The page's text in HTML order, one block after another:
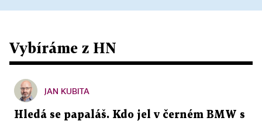
Vybíráme z HN
JAN KUBITA
Hledá se papaláš. Kdo jel v černém BMW s